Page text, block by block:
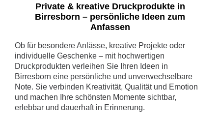
Private & kreative Druckprodukte in
Birresborn – persönliche Ideen zum
Anfassen
Ob für besondere Anlässe, kreative Projekte oder
individuelle Geschenke – mit hochwertigen
Druckprodukten verleihen Sie Ihren Ideen in
Birresborn eine persönliche und unverwechselbare
Note. Sie verbinden Kreativität, Qualität und Emotion
und machen Ihre schönsten Momente sichtbar,
erlebbar und dauerhaft in Erinnerung.